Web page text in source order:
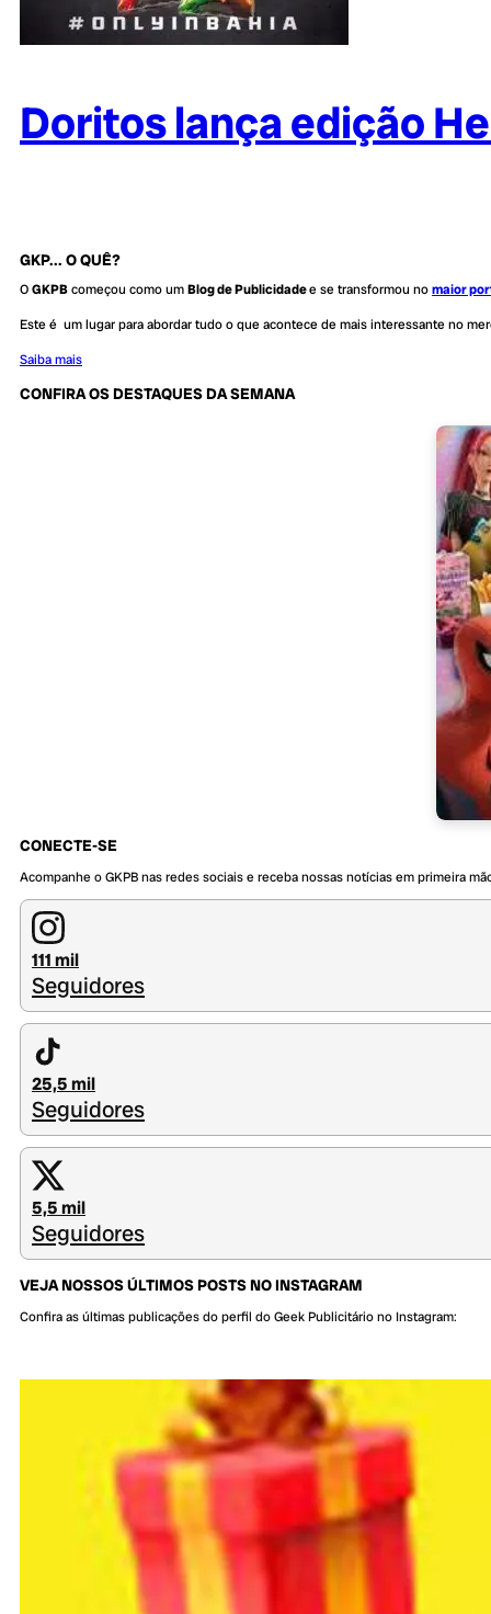
Doritos lança edição
GKP... O QUÊ?
OGKPBcomeçou como umBlog de Publicidadee se transformou nomaior
Este é um lugar para abordar tudo o que acontece de mais interessante no
Saiba mais
CONFIRA OS DESTAQUES DA SEMANA
CONECTE-SE
Acompanhe o GKPB nas redes sociais e receba nossas notícias em primeira
111 mil
Seguidores
25,5 mil
Seguidores
5,5 mil
Seguidores
VEJA NOSSOS ÚLTIMOS POSTS NO INSTAGRAM
Confira as últimas publicações do perfil do Geek Publicitário no Instagram: